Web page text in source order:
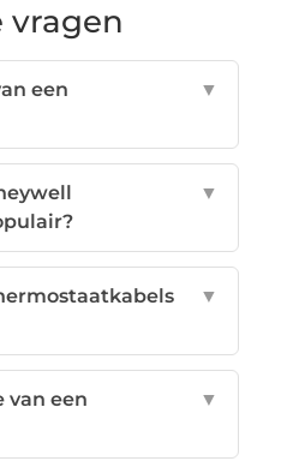
vragen
een
▼
▼
▼
van een
▼